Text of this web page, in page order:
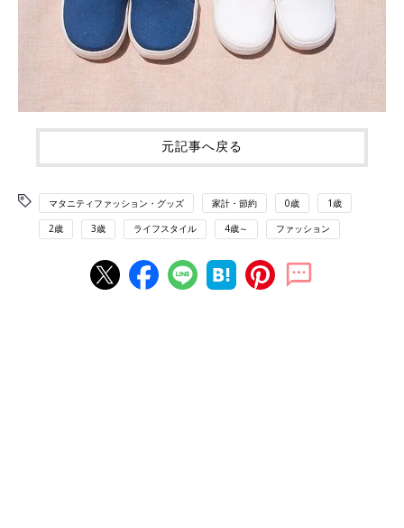
元記事へ戻る
マタニティファッション・グッズ 家計・節約 0歳 1歳
2歳 3歳 ライフスタイル 4歳～ ファッション